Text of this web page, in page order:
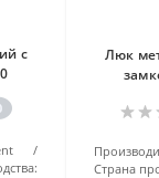
с
Люк
Страна